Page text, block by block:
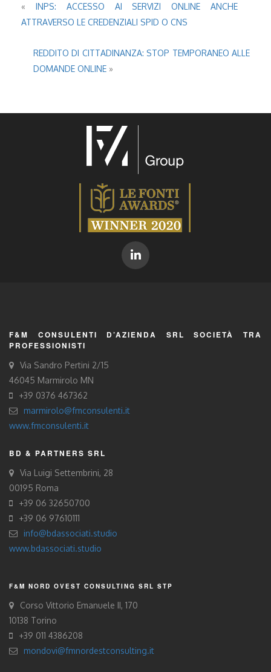
« INPS: ACCESSO AI SERVIZI ONLINE ANCHE
ATTRAVERSO LE CREDENZIALI SPID O CNS
REDDITO DI CITTADINANZA: STOP TEMPORANEO ALLE
DOMANDE ONLINE »
F&M CONSULENTI D’AZIENDA SRL SOCIETÀ TRA
PROFESSIONISTI
Via Sandro Pertini 2/15
46045 Marmirolo MN
+39 0376 467362
marmirolo@fmconsulenti.it
www.fmconsulenti.it
BD & PARTNERS SRL
Via Luigi Settembrini, 28
00195 Roma
+39 06 32650700
+39 06 97610111
info@bdassociati.studio
www.bdassociati.studio
F&M NORD OVEST CONSULTING SRL STP
Corso Vittorio Emanuele II, 170
10138 Torino
+39 011 4386208
mondovi@fmnordestconsulting.it